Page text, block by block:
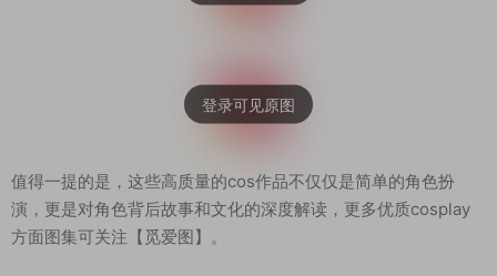
值得一提的是，这些高质量的cos作品不仅仅是简单的角色扮
演，更是对角色背后故事和文化的深度解读，更多优质cosplay
方面图集可关注【觅爱图】。